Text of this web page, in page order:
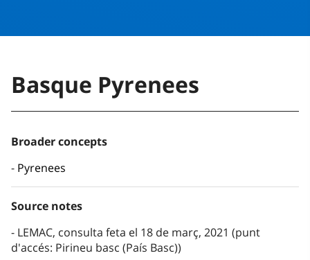
Basque Pyrenees
Broader concepts
Pyrenees
Source notes
LEMAC, consulta feta el 18 de març, 2021 (punt
d'accés: Pirineu basc (País Basc))